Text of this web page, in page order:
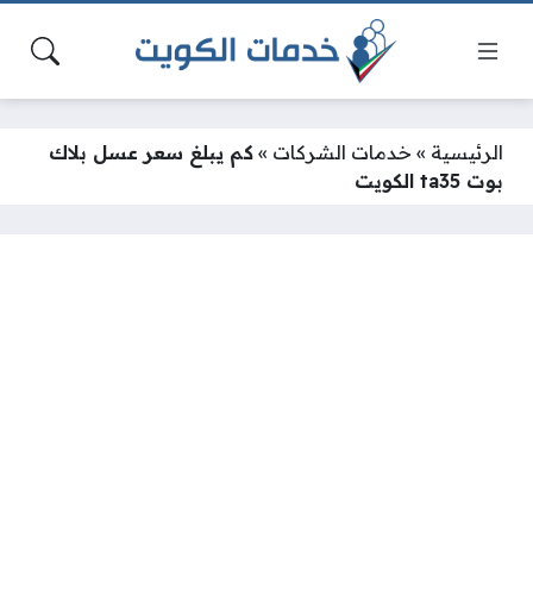
الرئيسية » خدمات الشركات » كم يبلغ سعر عسل بلاك
بوت ta35 الكويت